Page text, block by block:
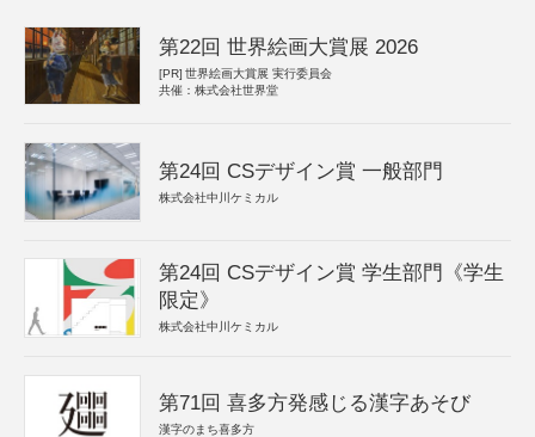
第22回 世界絵画大賞展 2026
[PR] 世界絵画大賞展 実行委員会
共催：株式会社世界堂
第24回 CSデザイン賞 一般部門
株式会社中川ケミカル
第24回 CSデザイン賞 学生部門《学生
限定》
株式会社中川ケミカル
第71回 喜多方発感じる漢字あそび
漢字のまち喜多方